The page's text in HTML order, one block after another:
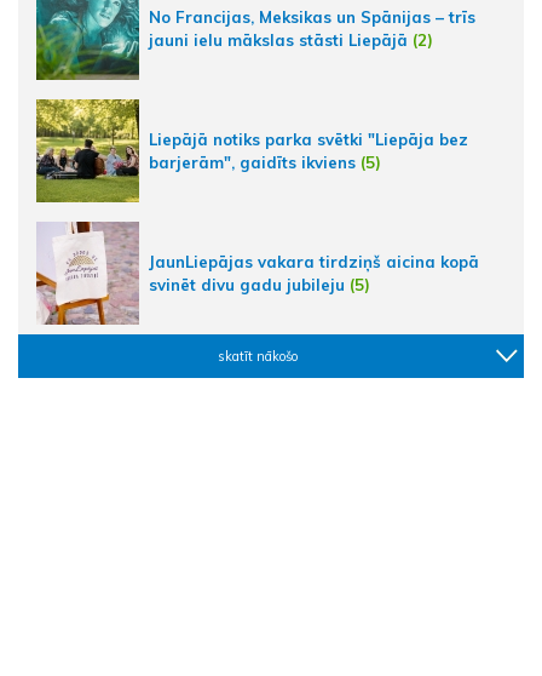
No Francijas, Meksikas un Spānijas – trīs
jauni ielu mākslas stāsti Liepājā (2)
Liepājā notiks parka svētki "Liepāja bez
barjerām", gaidīts ikviens (5)
JaunLiepājas vakara tirdziņš aicina kopā
svinēt divu gadu jubileju (5)
skatīt nākošo